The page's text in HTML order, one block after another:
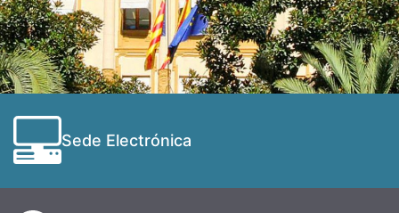
Sede Electrónica